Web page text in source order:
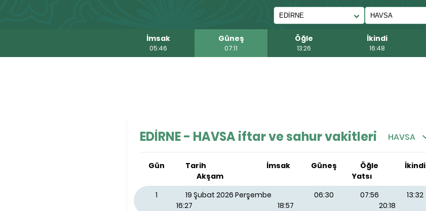
İmsak
05:46
Güneş
07:11
Öğle
13:26
İkindi
16:48
EDİRNE - HAVSA iftar ve sahur vakitleri HAVSA
Gün Tarih İmsak Güneş Öğle
İkindi
Akşam
Yatsı
1
19 Şubat 2026 Perşembe 06:30 07:56
13:32
16:27
18:57
20:18